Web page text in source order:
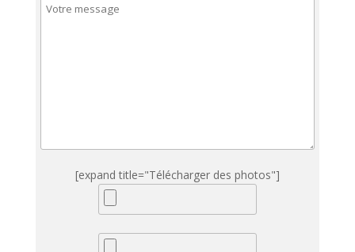
[expand title="Télécharger des photos"]